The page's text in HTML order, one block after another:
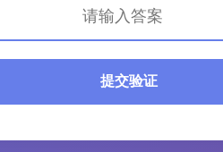
提交验证